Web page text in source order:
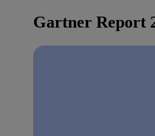
Gartner Report